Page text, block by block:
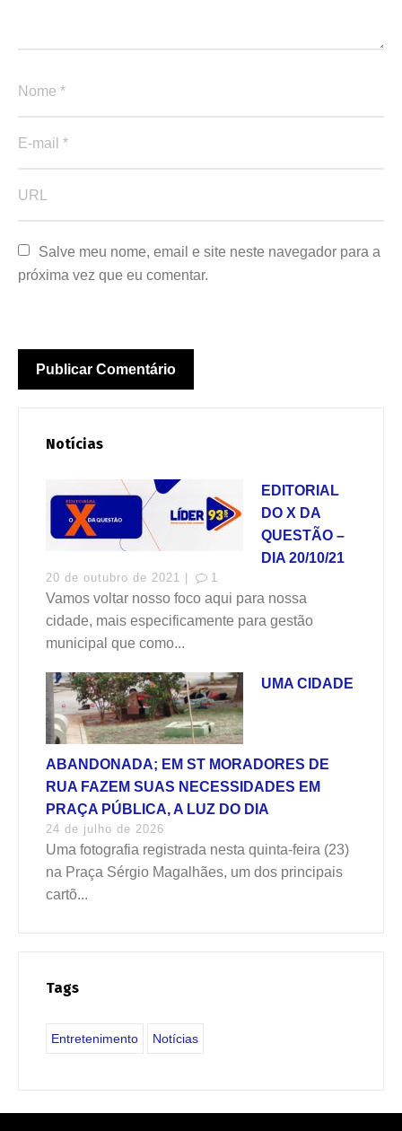
Salve meu nome, email e site neste navegador para a
próxima vez que eu comentar.
Notícias
EDITORIAL
DO X DA
QUESTÃO –
DIA 20/10/21
20 de outubro de 2021 | 1
Vamos voltar nosso foco aqui para nossa
cidade, mais especificamente para gestão
municipal que como...
UMA CIDADE
ABANDONADA; EM ST MORADORES DE
RUA FAZEM SUAS NECESSIDADES EM
PRAÇA PÚBLICA, A LUZ DO DIA
24 de julho de 2026
Uma fotografia registrada nesta quinta-feira (23)
na Praça Sérgio Magalhães, um dos principais
cartõ...
Tags
Entretenimento Notícias